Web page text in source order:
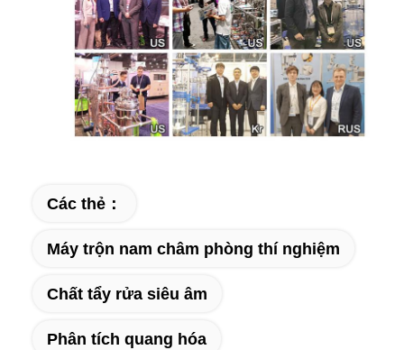
Các thẻ：
Máy trộn nam châm phòng thí nghiệm
Chất tẩy rửa siêu âm
Phân tích quang hóa